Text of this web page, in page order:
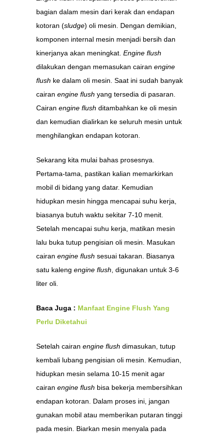
bagian dalam mesin dari kerak dan endapan
kotoran (sludge) oli mesin. Dengan demikian,
komponen internal mesin menjadi bersih dan
kinerjanya akan meningkat. Engine flush
dilakukan dengan memasukan cairan engine
flush ke dalam oli mesin. Saat ini sudah banyak
cairan engine flush yang tersedia di pasaran.
Cairan engine flush ditambahkan ke oli mesin
dan kemudian dialirkan ke seluruh mesin untuk
menghilangkan endapan kotoran.
Sekarang kita mulai bahas prosesnya.
Pertama-tama, pastikan kalian memarkirkan
mobil di bidang yang datar. Kemudian
hidupkan mesin hingga mencapai suhu kerja,
biasanya butuh waktu sekitar 7-10 menit.
Setelah mencapai suhu kerja, matikan mesin
lalu buka tutup pengisian oli mesin. Masukan
cairan engine flush sesuai takaran. Biasanya
satu kaleng engine flush , digunakan untuk 3-6
liter oli.
Baca Juga : Manfaat Engine Flush Yang
Perlu Diketahui
Setelah cairan engine flush dimasukan, tutup
kembali lubang pengisian oli mesin. Kemudian,
hidupkan mesin selama 10-15 menit agar
cairan engine flush bisa bekerja membersihkan
endapan kotoran. Dalam proses ini, jangan
gunakan mobil atau memberikan putaran tinggi
pada mesin. Biarkan mesin menyala pada